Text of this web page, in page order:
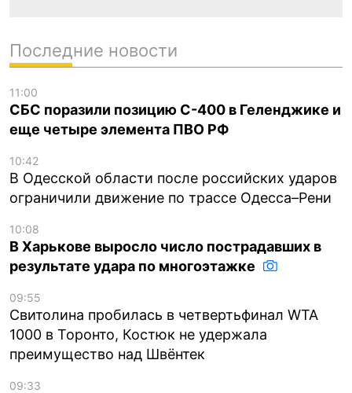
Последние новости
11:00
СБС поразили позицию С-400 в Геленджике и
еще четыре элемента ПВО РФ
10:42
В Одесской области после российских ударов
ограничили движение по трассе Одесса–Рени
10:08
В Харькове выросло число пострадавших в
результате удара по многоэтажке
09:55
Свитолина пробилась в четвертьфинал WTA
1000 в Торонто, Костюк не удержала
преимущество над Швёнтек
09:33